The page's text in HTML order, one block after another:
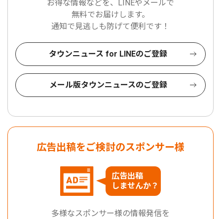
お得な情報などを、LINEやメールで
無料でお届けします。
通知で見逃しも防げて便利です！
タウンニュース for LINEのご登録
メール版タウンニュースのご登録
広告出稿をご検討のスポンサー様
広告出稿
しませんか？
多様なスポンサー様の情報発信を